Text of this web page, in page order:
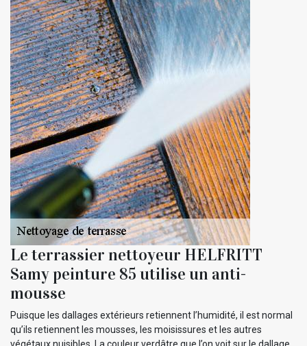
Le terrassier nettoyeur HELFRITT
Samy peinture 85 utilise un anti-
mousse
Puisque les dallages extérieurs retiennent l’humidité, il est normal
qu’ils retiennent les mousses, les moisissures et les autres
végétaux nuisibles. La couleur verdâtre que l’on voit sur le dallage